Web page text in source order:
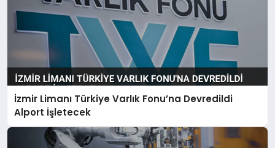
İzmir Limanı Türkiye Varlık Fonu’na Devredildi
Alport İşletecek